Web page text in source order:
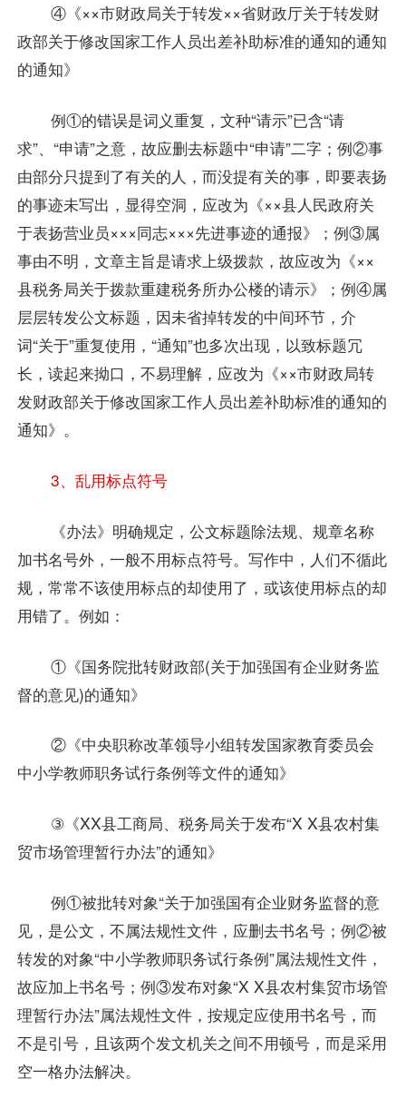
④《××市财政局关于转发××省财政厅关于转发财
政部关于修改国家工作人员出差补助标准的通知的通知
的通知》
例①的错误是词义重复，文种“请示”已含“请
求”、“申请”之意，故应删去标题中“申请”二字；例②事
由部分只提到了有关的人，而没提有关的事，即要表扬
的事迹未写出，显得空洞，应改为《××县人民政府关
于表扬营业员×××同志×××先进事迹的通报》；例③属
事由不明，文章主旨是请求上级拨款，故应改为《××
县税务局关于拨款重建税务所办公楼的请示》；例④属
层层转发公文标题，因未省掉转发的中间环节，介
词“关于”重复使用，“通知”也多次出现，以致标题冗
长，读起来拗口，不易理解，应改为《××市财政局转
发财政部关于修改国家工作人员出差补助标准的通知的
通知》。
3、乱用标点符号
《办法》明确规定，公文标题除法规、规章名称
加书名号外，一般不用标点符号。写作中，人们不循此
规，常常不该使用标点的却使用了，或该使用标点的却
用错了。例如：
①《国务院批转财政部(关于加强国有企业财务监
督的意见)的通知》
②《中央职称改革领导小组转发国家教育委员会
中小学教师职务试行条例等文件的通知》
③《XX县工商局、税务局关于发布“X X县农村集
贸市场管理暂行办法”的通知》
例①被批转对象“关于加强国有企业财务监督的意
见，是公文，不属法规性文件，应删去书名号；例②被
转发的对象“中小学教师职务试行条例”属法规性文件，
故应加上书名号；例③发布对象“X X县农村集贸市场管
理暂行办法”属法规性文件，按规定应使用书名号，而
不是引号，且该两个发文机关之间不用顿号，而是采用
空一格办法解决。